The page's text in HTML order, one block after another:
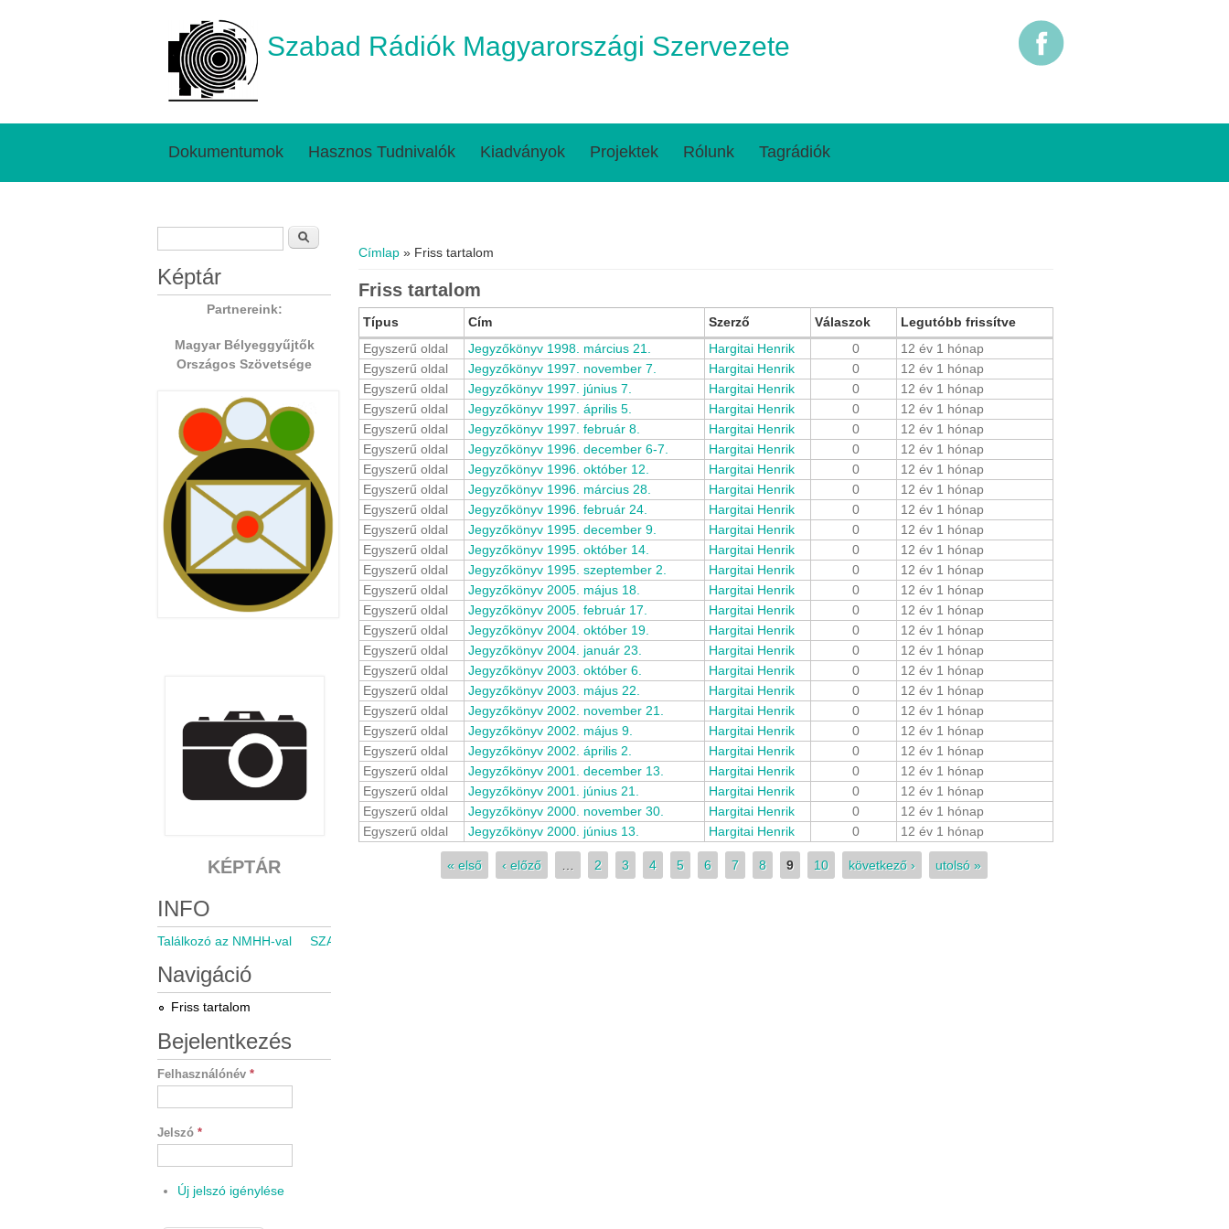
Szabad Rádiók Magyarországi Szervezete
Dokumentumok Hasznos Tudnivalók Kiadványok Projektek Rólunk Tagrádiók
Címlap » Friss tartalom
Friss tartalom
Típus Cím Szerző Válaszok
Legutóbb frissítve
Egyszerű oldal
Jegyzőkönyv 1998. március 21. Hargitai Henrik 0
12 év 1 hónap
Egyszerű oldal
Jegyzőkönyv 1997. november 7. Hargitai Henrik 0
12 év 1 hónap
Egyszerű oldal
Jegyzőkönyv 1997. június 7. Hargitai Henrik 0
12 év 1 hónap
Egyszerű oldal
Jegyzőkönyv 1997. április 5. Hargitai Henrik 0
12 év 1 hónap
Egyszerű oldal
Jegyzőkönyv 1997. február 8. Hargitai Henrik 0
12 év 1 hónap
Egyszerű oldal
Jegyzőkönyv 1996. december 6-7. Hargitai Henrik 0
12 év 1 hónap
Egyszerű oldal
Jegyzőkönyv 1996. október 12. Hargitai Henrik 0
12 év 1 hónap
Egyszerű oldal
Jegyzőkönyv 1996. március 28. Hargitai Henrik 0
12 év 1 hónap
Egyszerű oldal
Jegyzőkönyv 1996. február 24. Hargitai Henrik 0
12 év 1 hónap
Egyszerű oldal
Jegyzőkönyv 1995. december 9. Hargitai Henrik 0
12 év 1 hónap
Egyszerű oldal
Jegyzőkönyv 1995. október 14. Hargitai Henrik 0
12 év 1 hónap
Egyszerű oldal
Jegyzőkönyv 1995. szeptember 2. Hargitai Henrik 0
12 év 1 hónap
Egyszerű oldal
Jegyzőkönyv 2005. május 18. Hargitai Henrik 0
12 év 1 hónap
Egyszerű oldal
Jegyzőkönyv 2005. február 17. Hargitai Henrik 0
12 év 1 hónap
Egyszerű oldal
Jegyzőkönyv 2004. október 19. Hargitai Henrik 0
12 év 1 hónap
Egyszerű oldal
Jegyzőkönyv 2004. január 23. Hargitai Henrik 0
12 év 1 hónap
Egyszerű oldal
Jegyzőkönyv 2003. október 6. Hargitai Henrik 0
12 év 1 hónap
Egyszerű oldal
Jegyzőkönyv 2003. május 22. Hargitai Henrik 0
12 év 1 hónap
Egyszerű oldal
Jegyzőkönyv 2002. november 21. Hargitai Henrik 0
12 év 1 hónap
Egyszerű oldal
Jegyzőkönyv 2002. május 9. Hargitai Henrik 0
12 év 1 hónap
Egyszerű oldal
Jegyzőkönyv 2002. április 2. Hargitai Henrik 0
12 év 1 hónap
Egyszerű oldal
Jegyzőkönyv 2001. december 13. Hargitai Henrik 0
12 év 1 hónap
Egyszerű oldal
Jegyzőkönyv 2001. június 21. Hargitai Henrik 0
12 év 1 hónap
Egyszerű oldal
Jegyzőkönyv 2000. november 30. Hargitai Henrik 0
12 év 1 hónap
Egyszerű oldal
Jegyzőkönyv 2000. június 13. Hargitai Henrik 0 12 év 1 hónap
« első ‹ előző 2 3 4 5 6 7 8 9 10 következő › utolsó »
Keresés űrlap
Képtár
Partnereink:
Magyar Bélyeggyűjtők
Országos Szövetsége
KÉPTÁR
INFO
Találkozó az NMHH-val SZARÁMA közgyűlés 2021.11.05.
Navigáció
Friss tartalom
Bejelentkezés
Felhasználónév *
Jelszó *
Új jelszó igénylése